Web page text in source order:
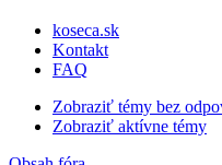
koseca.sk
Kontakt
FAQ
Zobraziť témy bez
Zobraziť aktívne témy